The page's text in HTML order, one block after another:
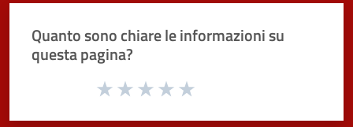
Quanto sono chiare le informazioni su
questa pagina?
Valuta da 1 a 5 stelle la pagina